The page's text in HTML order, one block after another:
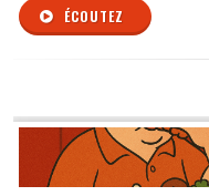
ÉCOUTEZ